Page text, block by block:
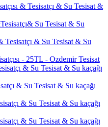
& Tesisatçı & Su Tesisat &
Su Tesisat & Su
Tesisatçı & Su Tesisat & Su
- 25TL - Ozdemir Tesisat
& Su Tesisat & Su kaçağı
& Su Tesisat & Su kaçağı
& Su Tesisat & Su kaçağı
& Su Tesisat & Su kaçağı